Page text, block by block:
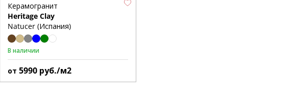
Керамогранит
Heritage Clay
Natucer (Испания)
В наличии
от 5990 руб./м2